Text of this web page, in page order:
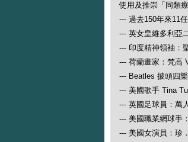
使用及推崇「同類
--- 過去150年來11
--- 英女皇維多利亞
--- 印度精神領袖：
--- 荷蘭畫家：梵高
--- Beatles 披頭四
--- 美國歌手 Tina
--- 英國足球員：萬
--- 美國職業網球手
--- 美國女演員：珍